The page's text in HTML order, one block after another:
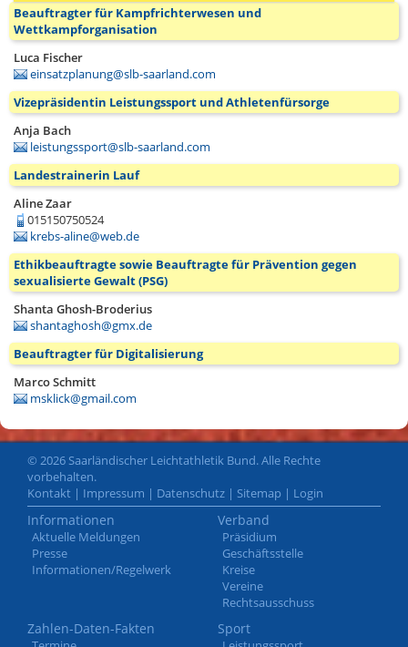
Beauftragter für Kampfrichterwesen und
Wettkampforganisation
Luca Fischer
einsatzplanung@slb-saarland.com
Vizepräsidentin Leistungssport und Athletenfürsorge
Anja Bach
leistungssport@slb-saarland.com
Landestrainerin Lauf
Aline Zaar
015150750524
krebs-aline@web.de
Ethikbeauftragte sowie Beauftragte für Prävention gegen
sexualisierte Gewalt (PSG)
Shanta Ghosh-Broderius
shantaghosh@gmx.de
Beauftragter für Digitalisierung
Marco Schmitt
msklick@gmail.com
© 2026 Saarländischer Leichtathletik Bund. Alle Rechte
vorbehalten.
Kontakt | Impressum | Datenschutz | Sitemap | Login
Informationen
Aktuelle Meldungen
Presse
Informationen/Regelwerk
Verband
Präsidium
Geschäftsstelle
Kreise
Vereine
Rechtsausschuss
Zahlen-Daten-Fakten Sport